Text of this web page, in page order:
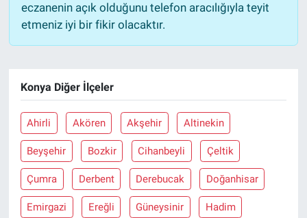
eczanenin açık olduğunu telefon aracılığıyla teyit
etmeniz iyi bir fikir olacaktır.
Konya Diğer İlçeler
Ahirli Akören Akşehir Altinekin
Beyşehir Bozkir Cihanbeyli Çeltik
Çumra Derbent Derebucak Doğanhisar
Emirgazi Ereğli Güneysinir Hadim